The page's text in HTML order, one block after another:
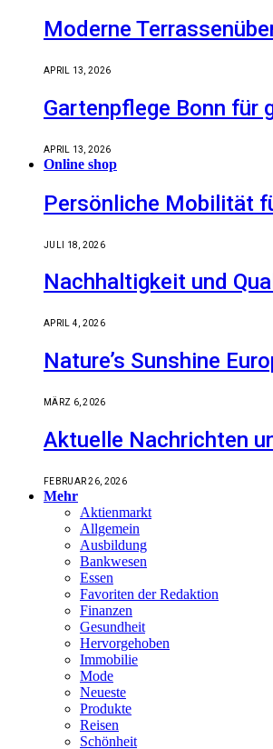
Moderne
APRIL 13, 2026
Gartenpflege Bonn für
APRIL 13, 2026
Online shop
Persönliche Mobilität
JULI 18, 2026
Nachhaltigkeit und
APRIL 4, 2026
Nature’s Sunshine
MÄRZ 6, 2026
Aktuelle Nachrichten
FEBRUAR 26, 2026
Mehr
Aktienmarkt
Allgemein
Ausbildung
Bankwesen
Essen
Favoriten der Redaktion
Finanzen
Gesundheit
Hervorgehoben
Immobilie
Mode
Neueste
Produkte
Reisen
Schönheit